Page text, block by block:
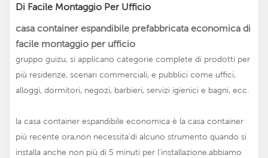
Di Facile Montaggio Per Ufficio
casa container espandibile prefabbricata economica di
facile montaggio per ufficio
gruppo guizu, si applicano categorie complete di prodotti per
più residenze, scenari commerciali, e pubblici come uffici,
alloggi, dormitori, negozi, barbieri, servizi igienici e bagni, ecc.
la casa container espandibile economica è la casa container
più recente ora,non necessita'di alcuno strumento quando si
installa anche non più di 5 minuti per l'installazione.abbiamo